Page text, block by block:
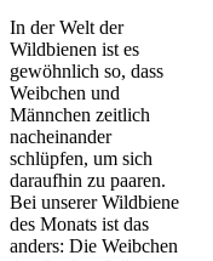
In der Welt der
Wildbienen ist es
gewöhnlich so, dass
Weibchen und
Männchen zeitlich
nacheinander
schlüpfen, um sich
daraufhin zu paaren.
Bei unserer Wildbiene
des Monats ist das
anders: Die Weibchen